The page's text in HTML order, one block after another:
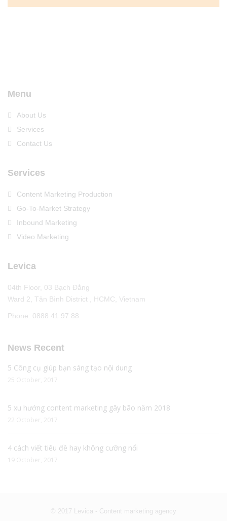
Menu
About Us
Services
Contact Us
Services
Content Marketing Production
Go-To-Market Strategy
Inbound Marketing
Video Marketing
Levica
04th Floor, 03 Bạch Đằng
Ward 2, Tân Bình District , HCMC, Vietnam
Phone: 0888 41 97 88
News Recent
5 Công cụ giúp bạn sáng tạo nội dung
25 October, 2017
5 xu hướng content marketing gây bão năm 2018
22 October, 2017
4 cách viết tiêu đề hay không cưỡng nổi
19 October, 2017
© 2017 Levica - Content marketing agency